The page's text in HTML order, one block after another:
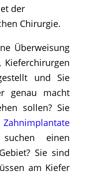
der
Chirurgie.
Überweisung
Kieferchirurgen
und Sie
genau macht
sollen? Sie
Zahnimplantate
einen
Sie sind
am Kiefer